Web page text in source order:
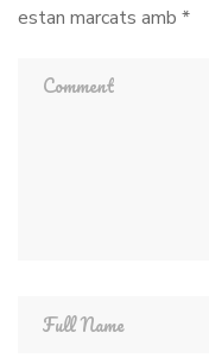
estan marcats amb *